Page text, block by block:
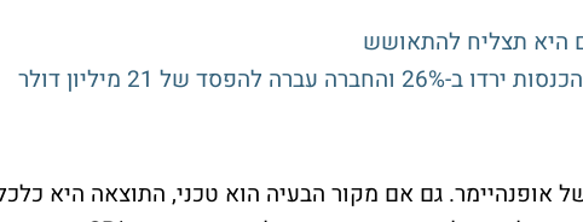
היא תצליח להתאושש
אופנהיימר. גם אם מקור הבעיה הוא טכני, התוצאה היא